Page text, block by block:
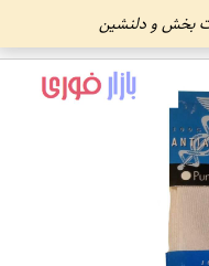
بخش و دلنشین